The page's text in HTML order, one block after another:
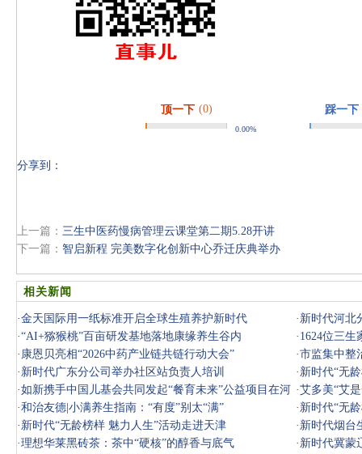
顶一下 (0)
0.00%
踩一下
分享到：
上一篇： 三生中医药慢病管理云课堂第二期5.28开讲
下一篇： 智启新程 完美数字化创新中心乔迁庆典举办
相关新闻
·金天国际用一纸标准开启全球生殖养护新时代 · 新时代河北
·“AI+猕猴桃”百亩研发基地落地康缘养生谷内 · 1624位三生
· 康恩贝亮相“2026中药产业链共链行动大会” ·市监集中整
· 新时代广东分公司举办社区站负责人培训 · 新时代“无
·如新携手中国儿基会共同发起“餐育未来”公益项目在河
北启动
·艾多美“艾
·和治友德|小满养生指南：“有度”别太“满” · 新时代“无
· 新时代“无龄榜样 魅力人生”活动走进天津 · 新时代烟台
·理想华莱黑砖茶：茶中“硬核”的醇香与底气 · 新时代冀蒙